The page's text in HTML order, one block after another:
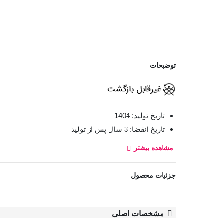
توضیحات
تاریخ تولید: 1404
تاریخ انقضا: 3 سال پس از تولید
نوار بهداشتی بالدار اولترا خیلی نازک مای لیدی با
بهداشتیخشک می‌ماند و باعث راحتی و عدم حساسیت
مشاهده بیشتر
جزئیات محصول
مشخصات اصلی